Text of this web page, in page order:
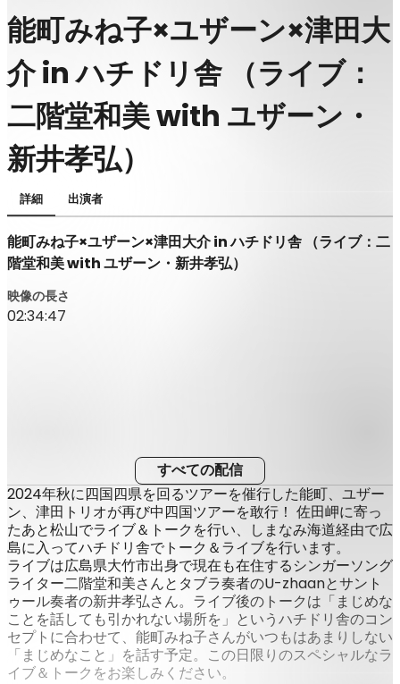
能町みね子×ユザーン×津田大
介 in ハチドリ舎 （ライブ：
二階堂和美 with ユザーン・
新井孝弘）
詳細 出演者
能町みね子×ユザーン×津田大介 in ハチドリ舎 （ライブ：二
階堂和美 with ユザーン・新井孝弘）
映像の長さ
02:34:47
すべての配信
2024年秋に四国四県を回るツアーを催行した能町、ユザー
ン、津田トリオが再び中四国ツアーを敢行！ 佐田岬に寄っ
たあと松山でライブ＆トークを行い、しまなみ海道経由で広
島に入ってハチドリ舎でトーク＆ライブを行います。
ライブは広島県大竹市出身で現在も在住するシンガーソング
ライター二階堂和美さんとタブラ奏者のU-zhaanとサント
ゥール奏者の新井孝弘さん。ライブ後のトークは「まじめな
ことを話しても引かれない場所を」というハチドリ舎のコン
セプトに合わせて、能町みね子さんがいつもはあまりしない
「まじめなこと」を話す予定。この日限りのスペシャルなラ
イブ＆トークをお楽しみください。